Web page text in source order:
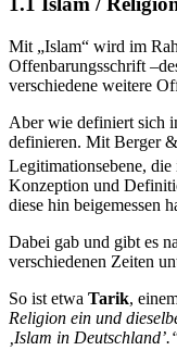
Mit „Islam“ wird im
Offenbarungsschrift
verschiedene weitere
Aber wie definiert sich
definieren. Mit Berger
Legitimationsebene, die
Konzeption und
diese hin beigemessen
Dabei gab und gibt es
verschiedenen Zeiten
So ist etwa Tarik,
Religion ein und
‚Islam in